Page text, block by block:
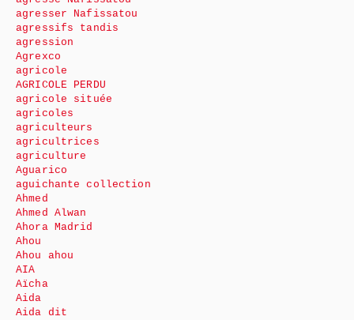
agresser Nafissatou
agressifs tandis
agression
Agrexco
agricole
AGRICOLE PERDU
agricole située
agricoles
agriculteurs
agricultrices
agriculture
Aguarico
aguichante collection
Ahmed
Ahmed Alwan
Ahora Madrid
Ahou
Ahou ahou
AIA
Aïcha
Aida
Aida dit